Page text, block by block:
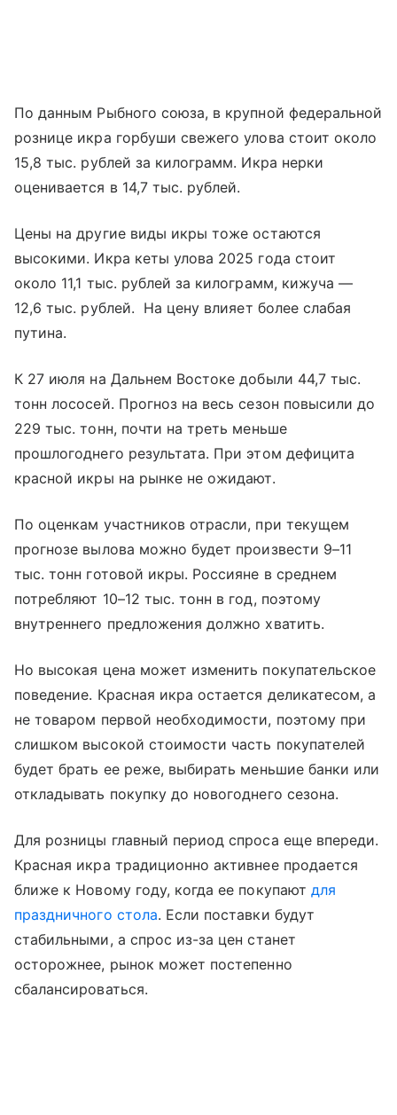
По данным Рыбного союза, в крупной федеральной
рознице икра горбуши свежего улова стоит около
15,8 тыс. рублей за килограмм. Икра нерки
оценивается в 14,7 тыс. рублей.
Цены на другие виды икры тоже остаются
высокими. Икра кеты улова 2025 года стоит
около 11,1 тыс. рублей за килограмм, кижуча —
12,6 тыс. рублей. На цену влияет более слабая
путина.
К 27 июля на Дальнем Востоке добыли 44,7 тыс.
тонн лососей. Прогноз на весь сезон повысили до
229 тыс. тонн, почти на треть меньше
прошлогоднего результата. При этом дефицита
красной икры на рынке не ожидают.
По оценкам участников отрасли, при текущем
прогнозе вылова можно будет произвести 9–11
тыс. тонн готовой икры. Россияне в среднем
потребляют 10–12 тыс. тонн в год, поэтому
внутреннего предложения должно хватить.
Но высокая цена может изменить покупательское
поведение. Красная икра остается деликатесом, а
не товаром первой необходимости, поэтому при
слишком высокой стоимости часть покупателей
будет брать ее реже, выбирать меньшие банки или
откладывать покупку до новогоднего сезона.
Для розницы главный период спроса еще впереди.
Красная икра традиционно активнее продается
ближе к Новому году, когда ее покупают для
праздничного стола. Если поставки будут
стабильными, а спрос из-за цен станет
осторожнее, рынок может постепенно
сбалансироваться.